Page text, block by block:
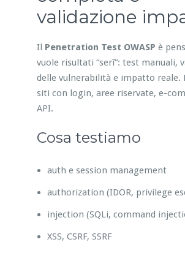
validazione
Il Penetration Test OWASP è
vuole risultati “serî”: test manuali,
delle vulnerabilità e impatto reale.
siti con login, aree riservate, e-
API.
Cosa testiamo
auth e session management
authorization (IDOR, privilege
injection (SQLi, command
XSS, CSRF, SSRF